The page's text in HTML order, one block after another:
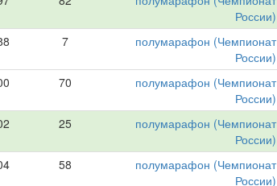
России)
7
полумарафон (Чемпионат
России)
70
полумарафон (Чемпионат
России)
25
полумарафон (Чемпионат
России)
58
полумарафон (Чемпионат
России)